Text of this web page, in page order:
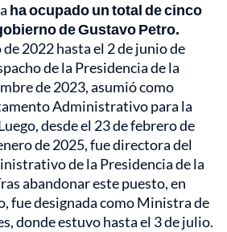
ha ocupado un total de cinco
de Gustavo Petro.
2022 hasta el 2 de junio de
de la Presidencia de la
de 2023, asumió como
Administrativo para la
desde el 23 de febrero de
de 2025, fue directora del
de la Presidencia de la
abandonar este puesto, en
fue designada como Ministra de
donde estuvo hasta el 3 de julio.